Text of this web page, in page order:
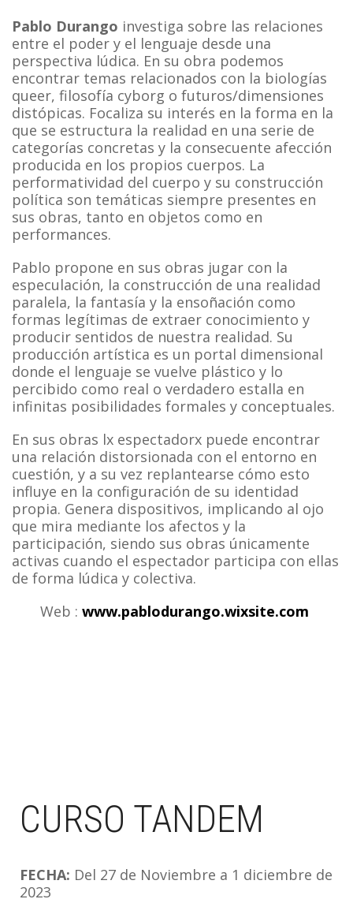
Pablo Durango investiga sobre las relaciones
entre el poder y el lenguaje desde una
perspectiva lúdica. En su obra podemos
encontrar temas relacionados con la biologías
queer, filosofía cyborg o futuros/dimensiones
distópicas. Focaliza su interés en la forma en la
que se estructura la realidad en una serie de
categorías concretas y la consecuente afección
producida en los propios cuerpos. La
performatividad del cuerpo y su construcción
política son temáticas siempre presentes en
sus obras, tanto en objetos como en
performances.
Pablo propone en sus obras jugar con la
especulación, la construcción de una realidad
paralela, la fantasía y la ensoñación como
formas legítimas de extraer conocimiento y
producir sentidos de nuestra realidad. Su
producción artística es un portal dimensional
donde el lenguaje se vuelve plástico y lo
percibido como real o verdadero estalla en
infinitas posibilidades formales y conceptuales.
En sus obras lx espectadorx puede encontrar
una relación distorsionada con el entorno en
cuestión, y a su vez replantearse cómo esto
influye en la configuración de su identidad
propia. Genera dispositivos, implicando al ojo
que mira mediante los afectos y la
participación, siendo sus obras únicamente
activas cuando el espectador participa con ellas
de forma lúdica y colectiva.
Web : www.pablodurango.wixsite.com
CURSO TANDEM
FECHA: Del 27 de Noviembre a 1 diciembre de
2023